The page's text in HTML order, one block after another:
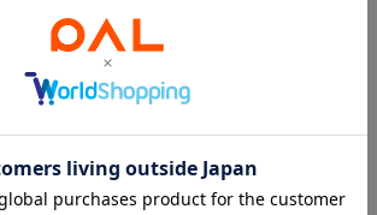
在庫なし
salut!
フェイクグリーンテラリウム
¥990